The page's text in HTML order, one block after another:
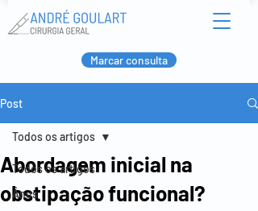
Marcar consulta
Post
Todos os artigos
Ânus
Todos os artigos
Abordagem inicial na
obstipação funcional?